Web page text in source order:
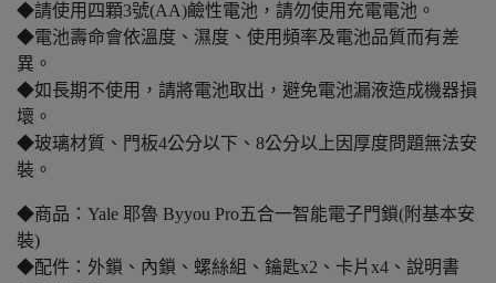
◆請使用四顆3號(AA)鹼性電池，請勿使用充電電池。
◆電池壽命會依溫度、濕度、使用頻率及電池品質而有差
異。
◆如長期不使用，請將電池取出，避免電池漏液造成機器損
壞。
◆玻璃材質、門板4公分以下、8公分以上因厚度問題無法安
裝。
◆商品：Yale 耶魯 Byyou Pro五合一智能電子門鎖(附基本安
裝)
◆配件：外鎖、內鎖、螺絲組、鑰匙x2、卡片x4、說明書